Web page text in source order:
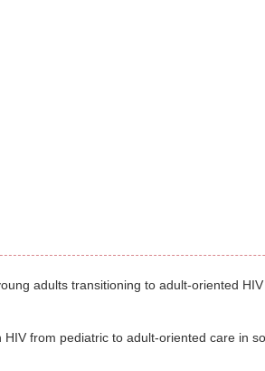
adults transitioning to adult-oriented
from pediatric to adult-oriented care in